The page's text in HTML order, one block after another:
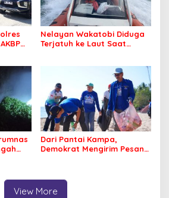
Nelayan Wakatobi Diduga
Terjatuh ke Laut Saat
Dari Pantai Kampa,
Demokrat Mengirim Pesan
View More